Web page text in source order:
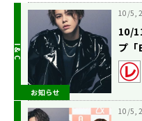
お知らせ
10/5,
10/
プ「
奈子
10/5,